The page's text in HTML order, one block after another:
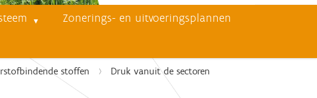
Zonerings- en uitvoeringsplannen
stoffen
Druk vanuit de sectoren